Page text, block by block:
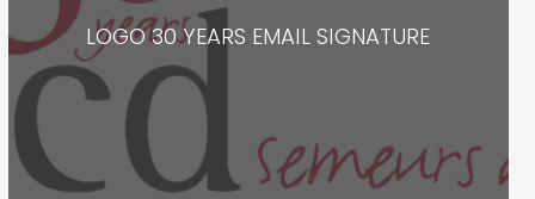
LOGO 30 YEARS EMAIL SIGNATURE